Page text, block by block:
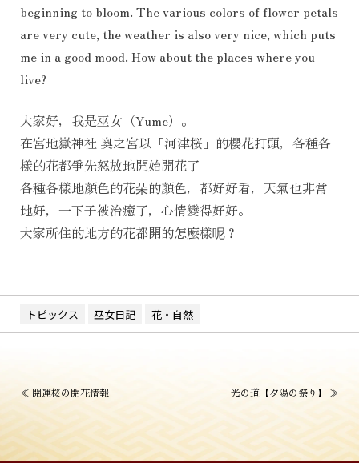
beginning to bloom. The various colors of flower petals
are very cute, the weather is also very nice, which puts
me in a good mood. How about the places where you
live?
大家好，我是巫女（Yume）。
在宮地嶽神社 奥之宮以「河津桜」的櫻花打頭，各種各
樣的花都爭先怒放地開始開花了
各種各樣地顏色的花朵的顏色，都好好看，天氣也非常
地好，一下子被治癒了，心情變得好好。
大家所住的地方的花都開的怎麼樣呢？
トピックス 巫女日記 花・自然
投
稿
ナ
≪ 開運桜の開花情報 光の道【夕陽の祭り】 ≫